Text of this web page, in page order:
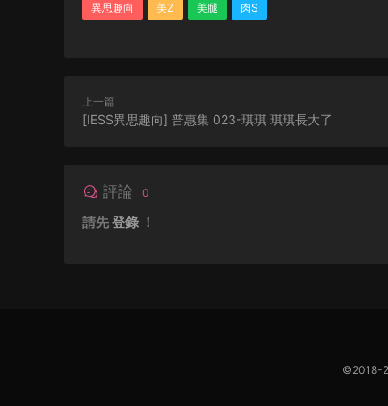
異思趣向 美Z 美腿 肉S
上一篇
[IESS異思趣向] 普惠集 023-琪琪 琪琪長大了
評論 0
請先登錄 ！
©2018-